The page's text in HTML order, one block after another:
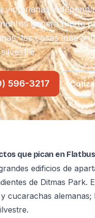
victorianas
genera fuerte
las casas más
596-3217
que pican en
edificios de
de Ditmas Park.
cucarachas